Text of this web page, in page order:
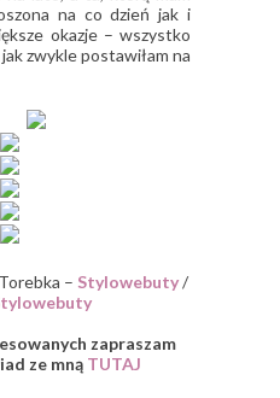
na co dzień jak i
okazje – wszystko
zwykle postawiłam na
– Stylowebuty/
zapraszam
ze mną TUTAJ